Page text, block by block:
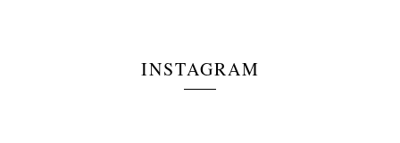
INSTAGRAM